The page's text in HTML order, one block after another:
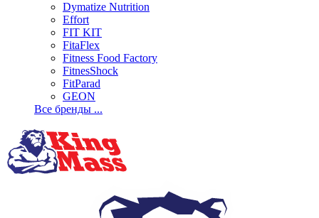
Dymatize Nutrition
Effort
FIT KIT
FitaFlex
Fitness Food Factory
FitnesShock
FitParad
GEON
Все бренды ...